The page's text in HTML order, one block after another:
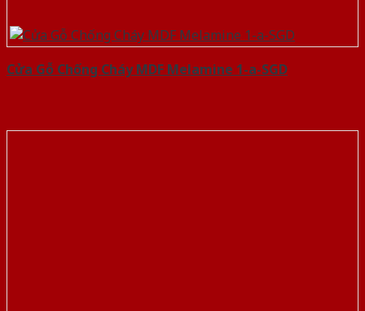
Cửa Gỗ Chống Cháy MDF Melamine 1-a-SGD